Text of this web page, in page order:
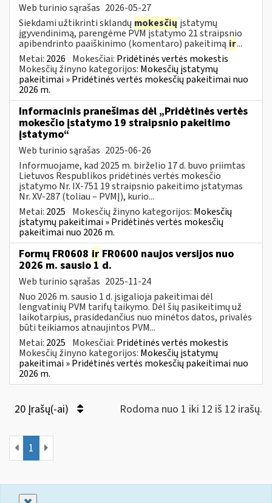
Web turinio sąrašas 2026-05-27
Siekdami užtikrinti sklandų mokesčių įstatymų
įgyvendinimą, parengėme PVM įstatymo 21 straipsnio
apibendrinto paaiškinimo (komentaro) pakeitimą ir...
Metai: 2026 Mokesčiai: Pridėtinės vertės mokestis
Mokesčių žinyno kategorijos: Mokesčių įstatymų
pakeitimai » Pridėtinės vertės mokesčių pakeitimai nuo
2026 m.
Informacinis pranešimas dėl „Pridėtinės vertės
mokesčio įstatymo 19 straipsnio pakeitimo
įstatymo“
Web turinio sąrašas 2025-06-26
Informuojame, kad 2025 m. birželio 17 d. buvo priimtas
Lietuvos Respublikos pridėtinės vertės mokesčio
įstatymo Nr. IX-751 19 straipsnio pakeitimo įstatymas
Nr. XV-287 (toliau – PVMĮ), kurio...
Metai: 2025 Mokesčių žinyno kategorijos: Mokesčių
įstatymų pakeitimai » Pridėtinės vertės mokesčių
pakeitimai nuo 2026 m.
Formų FR0608 ir FR0600 naujos versijos nuo
2026 m. sausio 1 d.
Web turinio sąrašas 2025-11-24
Nuo 2026 m. sausio 1 d. įsigalioja pakeitimai dėl
lengvatinių PVM tarifų taikymo. Dėl šių pasikeitimų už
laikotarpius, prasidedančius nuo minėtos datos, privalės
būti teikiamos atnaujintos PVM...
Metai: 2025 Mokesčiai: Pridėtinės vertės mokestis
Mokesčių žinyno kategorijos: Mokesčių įstatymų
pakeitimai » Pridėtinės vertės mokesčių pakeitimai nuo
2026 m.
20 Įrašų(-ai) Rodoma nuo 1 iki 12 iš 12 irašų.
1